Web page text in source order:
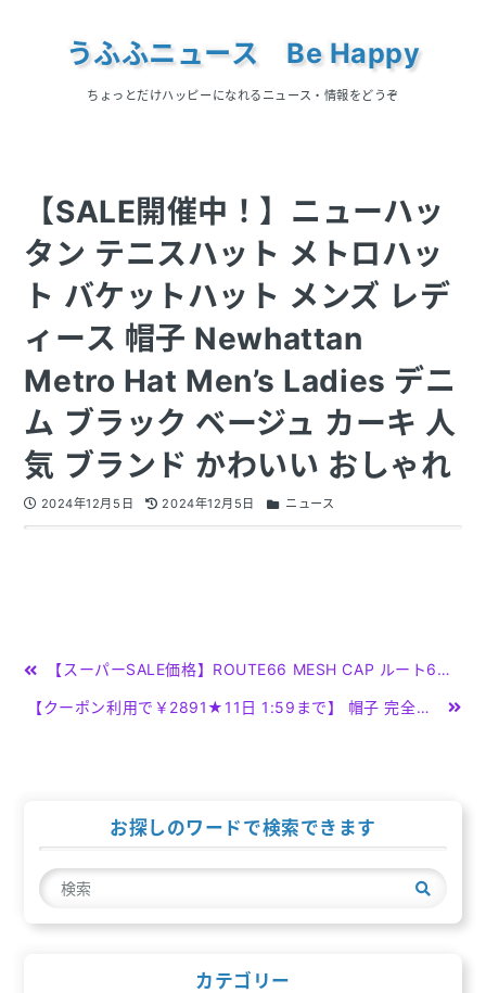
うふふニュース Be Happy
ちょっとだけハッピーになれるニュース・情報をどうぞ
【SALE開催中！】ニューハッ
タン テニスハット メトロハッ
ト バケットハット メンズ レデ
ィース 帽子 Newhattan
Metro Hat Men’s Ladies デニ
ム ブラック ベージュ カーキ 人
気 ブランド かわいい おしゃれ
2024年12月5日 2024年12月5日 ニュース
投
稿
ー
シ
ョ
【スーパーSALE価格】ROUTE66 MESH CAP ルート66 メッシュキャップ 帽子 メンズ レディース ストリート アメカジ 春夏 オールシーズン 海 山 フェス キャンプ アウトドア かわいい ロゴ サングラス SNS プチ おしゃれ バイク バイカー キャップ 大きめ 深め
【クーポン利用で￥2891★11日 1:59まで】 帽子 完全遮光 パール キャップ（深め） 56-58cm レディース 紫外線対策 UV対策 遮光率100% 1級遮光 遮熱 遮蔽 日光 抗菌防臭 撥水 日焼け防止 ベースボールキャップ きれいめ 可愛い かわいい 日よけ
お探しのワードで検索できます
検
索
カテゴリー